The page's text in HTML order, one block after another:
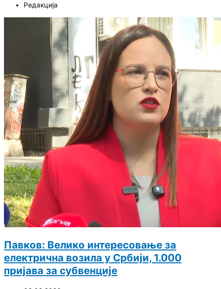
Редакција
Павков: Велико интересовање за
електрична возила у Србији, 1.000
пријава за субвенције